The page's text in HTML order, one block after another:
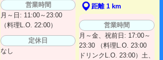
営業時間
月～日: 11:00～23:00
（料理L.O. 22:00）
定休日
なし
距離 1 km
営業時間
月～金、祝前日: 17:00～
23:30 （料理L.O. 23:00
ドリンクL.O. 23:00）土、